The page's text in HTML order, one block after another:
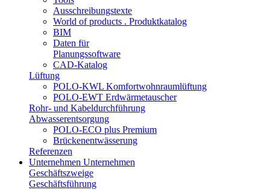
Ausschreibungstexte
World of products . Produktkatalog
BIM
Daten für
Planungssoftware
CAD-Katalog
Lüftung
POLO-KWL Komfortwohnraumlüftung
POLO-EWT Erdwärmetauscher
Rohr- und Kabeldurchführung
Abwasserentsorgung
POLO-ECO plus Premium
Brückenentwässerung
Referenzen
Unternehmen Unternehmen
Geschäftszweige
Geschäftsführung